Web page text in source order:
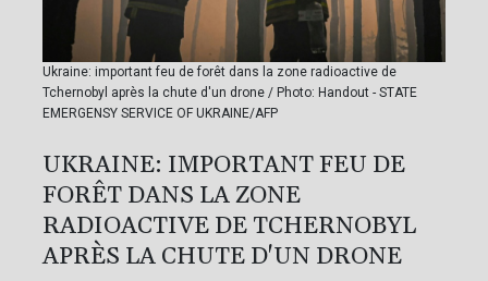
Ukraine: important feu de forêt dans la zone radioactive de
Tchernobyl après la chute d'un drone / Photo: Handout - STATE
EMERGENSY SERVICE OF UKRAINE/AFP
UKRAINE: IMPORTANT FEU DE
FORÊT DANS LA ZONE
RADIOACTIVE DE TCHERNOBYL
APRÈS LA CHUTE D'UN DRONE